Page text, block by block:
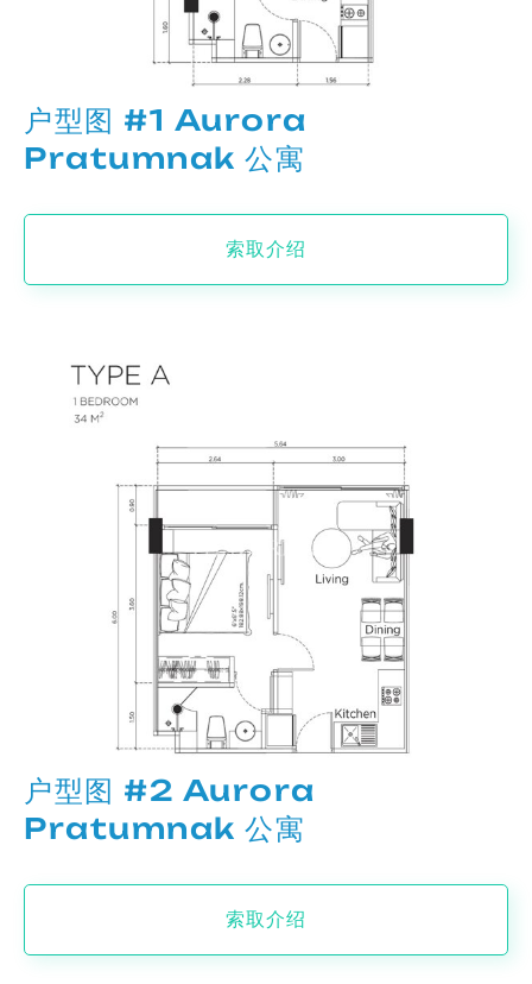
户型图 #1 Aurora
Pratumnak 公寓
索取介绍
户型图 #2 Aurora
Pratumnak 公寓
索取介绍